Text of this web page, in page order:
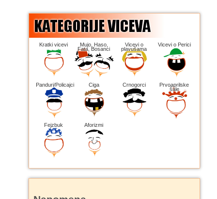
Kratki vicevi Mujo, Haso,
Fata, Bosanci
Vicevi o
plavušama
Vicevi o Perici
Panduri/Policajci Ciga Crnogorci Prvoaprilske
šale
Fejzbuk Aforizmi